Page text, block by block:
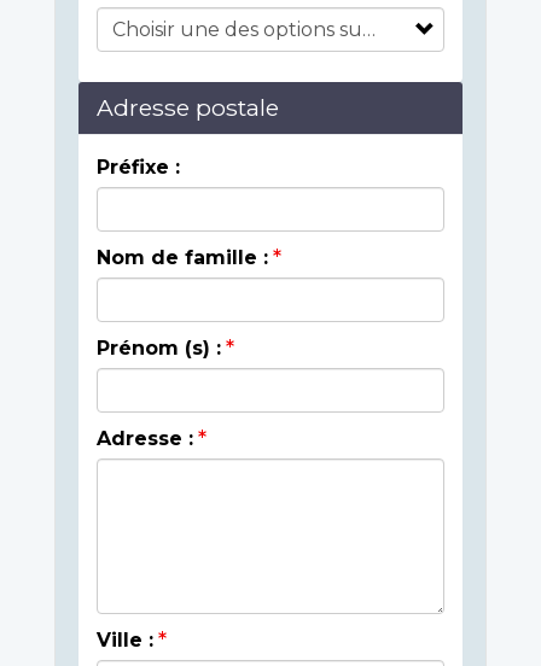
Adresse postale
Préfixe :
Nom de famille :
Prénom (s) :
Adresse :
Ville :